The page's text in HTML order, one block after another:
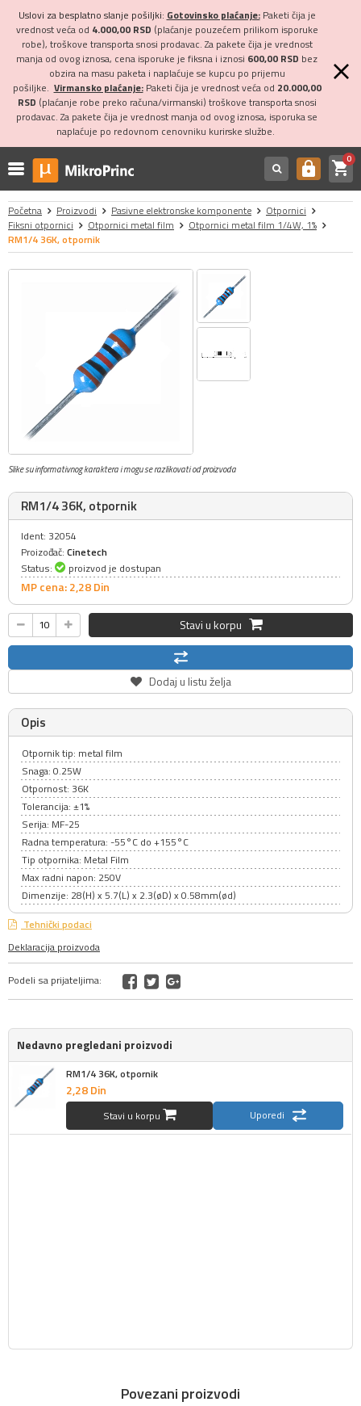
Uslovi za besplatno slanje pošiljki: Gotovinsko plaćanje:Paketi čija je
vrednost veća od 4.000,00 RSD (plaćanje pouzećem prilikom isporuke
robe), troškove transporta snosi prodavac. Za pakete čija je vrednost
manja od ovog iznosa, cena isporuke je fiksna i iznosi 600,00 RSD bez
obzira na masu paketa i naplaćuje se kupcu po prijemu
pošiljke. Virmansko plaćanje:Paketi čija je vrednost veća od 20.000,00
RSD (plaćanje robe preko računa/virmanski) troškove transporta snosi
prodavac. Za pakete čija je vrednost manja od ovog iznosa, isporuka se
naplaćuje po redovnom cenovniku kurirske službe.
https shopping_cart0
Početna Proizvodi Pasivne elektronske komponente
Otpornici
Fiksni otpornici
Otpornici metal film
Otpornici metal film 1/4W, 1%
RM1/4 36K, otpornik
Slike su informativnog karaktera i mogu se razlikovati od proizvoda
RM1/4 36K, otpornik
Ident: 32054
Proizođač: Cinetech
Status:
proizvod je dostupan
MP cena: 2,28Din
Stavi u korpu
Dodaj u listu želja
Opis
Otpornik tip: metal film
Snaga: 0.25W
Otpornost: 36K
Tolerancija: ±1%
Serija: MF-25
Radna temperatura: -55°C do +155°C
Tip otpornika: Metal Film
Max radni napon: 250V
Dimenzije: 28(H) x 5.7(L) x 2.3(øD) x 0.58mm(ød)
Tehnički podaci
Deklaracija proizvoda
Podeli sa prijateljima:
Nedavno pregledani proizvodi
RM1/4 36K, otpornik
2,28Din
Stavi u korpu Uporedi
Povezani proizvodi